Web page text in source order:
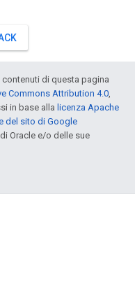
di questa pagina
Commons Attribution 4.0,
in base alla licenza Apache
del sito di Google
Oracle e/o delle sue